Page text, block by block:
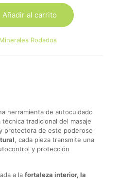
Añadir al carrito
Minerales Rodados
herramienta de autocuidado
tradicional del masaje
protectora de este poderoso
, cada pieza transmite una
y protección
a la fortaleza interior, la